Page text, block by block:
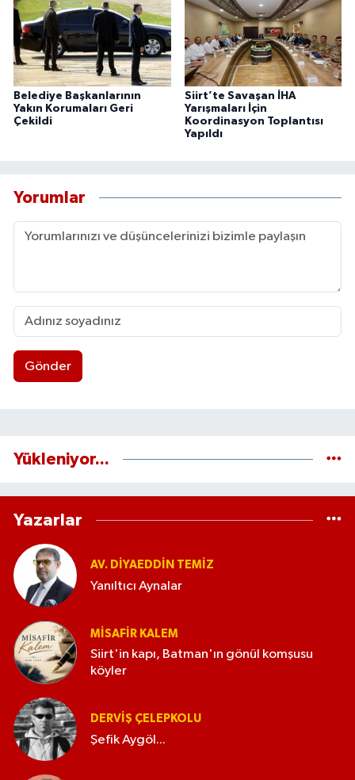
Belediye Başkanlarının
Yakın Korumaları Geri
Çekildi
Siirt’te Savaşan İHA
Yarışmaları İçin
Koordinasyon Toplantısı
Yapıldı
Yorumlar
Gönder
Yükleniyor...
Yazarlar
AV. DIYAEDDIN TEMIZ
Yanıltıcı Aynalar
MISAFIR KALEM
Siirt'in kapı, Batman'ın gönül komşusu
köyler
DERVIŞ ÇELEPKOLU
Şefik Aygöl...